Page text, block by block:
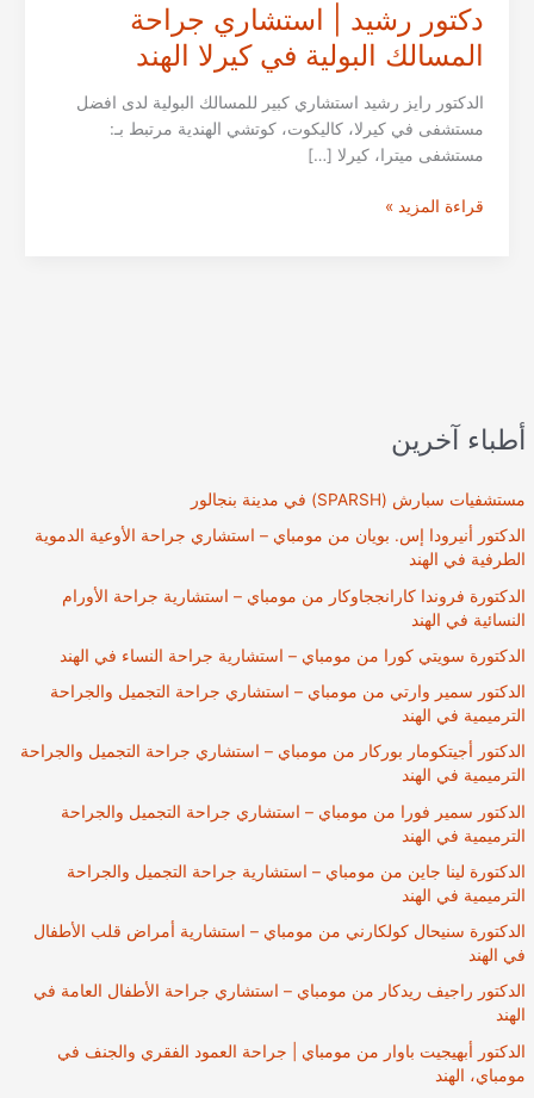
أطباء آخرين
مستشفيات سبارش (SPARSH) في مدينة بنجالور
الدكتور أنيرودا إس. بويان من مومباي – استشاري جراحة الأوعية الدموية
الطرفية في الهند
الدكتورة فروندا كارانججاوكار من مومباي – استشارية جراحة الأورام
النسائية في الهند
الدكتورة سويتي كورا من مومباي – استشارية جراحة النساء في الهند
الدكتور سمير وارتي من مومباي – استشاري جراحة التجميل والجراحة
الترميمية في الهند
الدكتور أجيتكومار بوركار من مومباي – استشاري جراحة التجميل والجراحة
الترميمية في الهند
الدكتور سمير فورا من مومباي – استشاري جراحة التجميل والجراحة
الترميمية في الهند
الدكتورة لينا جاين من مومباي – استشارية جراحة التجميل والجراحة
الترميمية في الهند
الدكتورة سنيحال كولكارني من مومباي – استشارية أمراض قلب الأطفال
في الهند
الدكتور راجيف ريدكار من مومباي – استشاري جراحة الأطفال العامة في
الهند
الدكتور أبهيجيت باوار من مومباي | جراحة العمود الفقري والجنف في
مومباي، الهند
دكتور رشيد | استشاري جراحة
المسالك البولية في كيرلا الهند
الدكتور رايز رشيد استشاري كبير للمسالك البولية لدى افضل
مستشفى في كيرلا، كاليكوت، كوتشي الهندية مرتبط بـ:
مستشفى ميترا، كيرلا […]
دكتور
الهند
قراءة المزيد »